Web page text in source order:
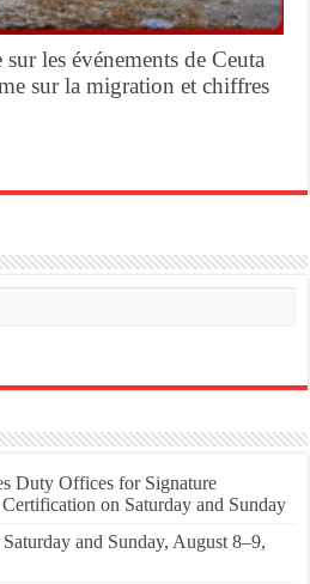
les événements de Ceuta
sur la migration et chiffres
Duty Offices for Signature
on Saturday and Sunday
and Sunday, August 8–9,